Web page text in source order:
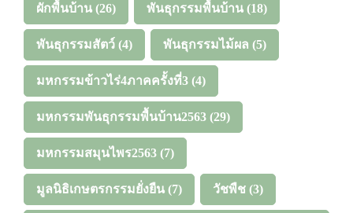
ผักพื้นบ้าน (26) พันธุกรรมพื้นบ้าน (18)
พันธุกรรมสัตว์ (4) พันธุกรรมไม้ผล (5)
มหกรรมข้าวไร่4ภาคครั้งที่3 (4)
มหกรรมพันธุกรรมพื้นบ้าน2563 (29)
มหกรรมสมุนไพร2563 (7)
มูลนิธิเกษตรกรรมยั่งยืน (7) วัชพืช (3)